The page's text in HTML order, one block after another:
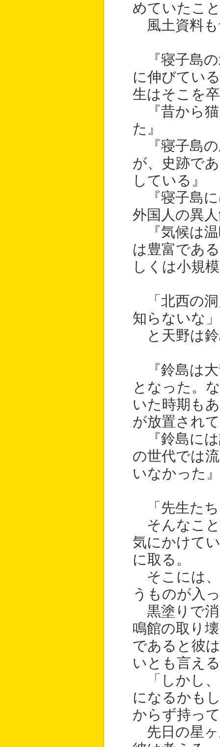
めていたこ
風土資料も
『寝子島の
に伸びてい
生はそこを
『昔から猫
た』
『寝子島の
が、史跡で
している』
『寝子島に
外国人の異
『気候は温
は豊富であ
しくは小規
「北西の洞
知らないな」
と天野は鈴
『鈴島は大
となった。
いた時期も
が放置され
『鈴島には
の世代では
いなかった』
「先生たち
そんなこと
気にかけて
に取る。
そこには、
うものが入
黒塗りで消
鳴館の取り
であると彼
いとも言え
「しかし、
になるかも
からず持っ
先日の星